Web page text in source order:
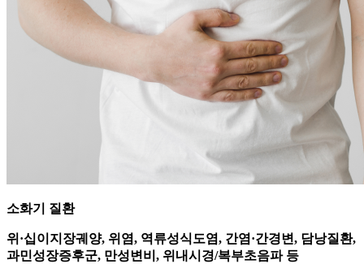
소화기 질환
위·십이지장궤양, 위염, 역류성식도염, 간염·간경변, 담낭질환,
과민성장증후군, 만성변비, 위내시경/복부초음파 등